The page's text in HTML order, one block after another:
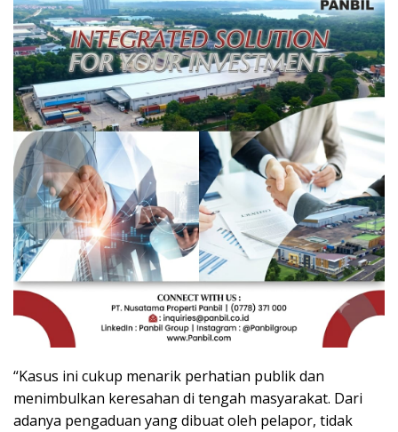
“Kasus ini cukup menarik perhatian publik dan
menimbulkan keresahan di tengah masyarakat. Dari
adanya pengaduan yang dibuat oleh pelapor, tidak